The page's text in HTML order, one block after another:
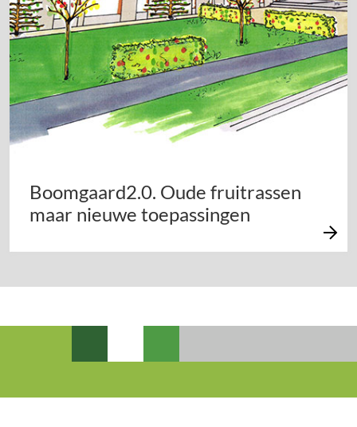
Boomgaard2.0. Oude fruitrassen
maar nieuwe toepassingen